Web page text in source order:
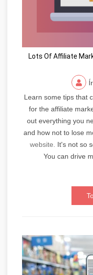
Lots Of Affiliate
Learn some tips that
for the affiliate
out everything you
and how not to lose
website.
It's not so
You can drive